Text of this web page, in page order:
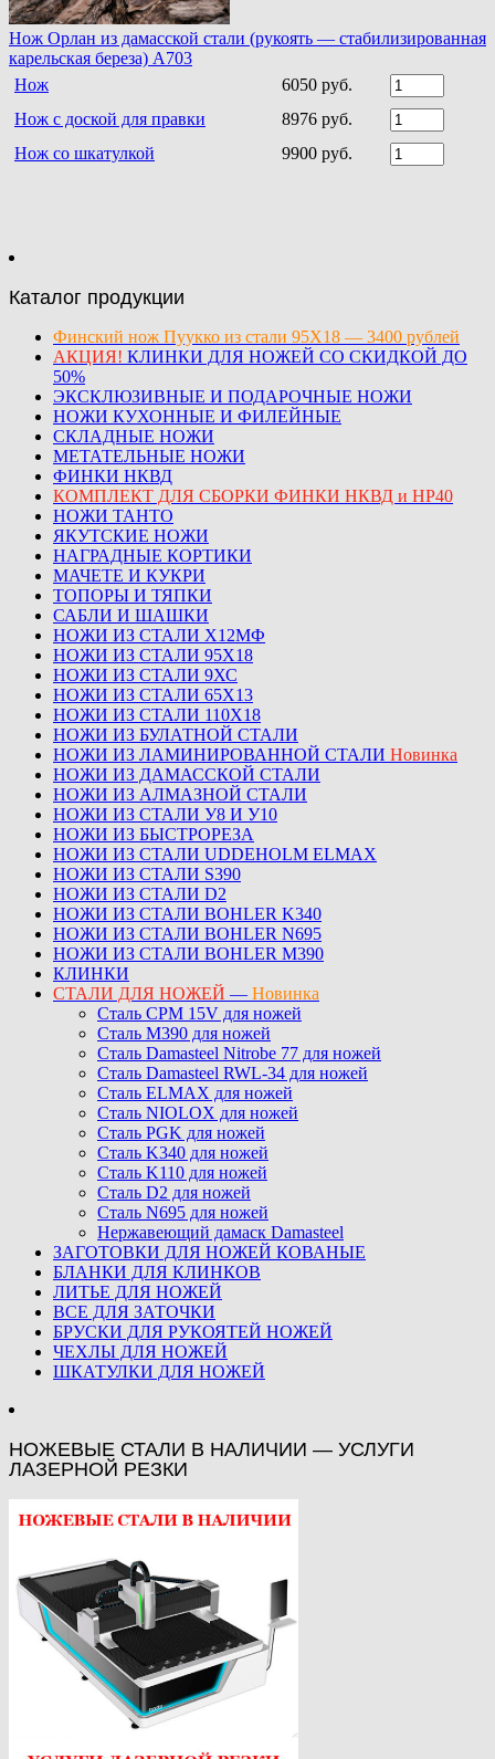
Нож Орлан из дамасской стали (рукоять — стабилизированная
карельская береза) A703
Нож
6050 руб.
Нож с доской для правки
8976 руб.
Нож со шкатулкой
9900 руб.
Каталог продукции
Финский нож Пуукко из стали 95Х18 — 3400 рублей
АКЦИЯ! КЛИНКИ ДЛЯ НОЖЕЙ СО СКИДКОЙ ДО
50%
ЭКСКЛЮЗИВНЫЕ И ПОДАРОЧНЫЕ НОЖИ
НОЖИ КУХОННЫЕ И ФИЛЕЙНЫЕ
СКЛАДНЫЕ НОЖИ
МЕТАТЕЛЬНЫЕ НОЖИ
ФИНКИ НКВД
КОМПЛЕКТ ДЛЯ СБОРКИ ФИНКИ НКВД и НР40
НОЖИ ТАНТО
ЯКУТСКИЕ НОЖИ
НАГРАДНЫЕ КОРТИКИ
МАЧЕТЕ И КУКРИ
ТОПОРЫ И ТЯПКИ
САБЛИ И ШАШКИ
НОЖИ ИЗ СТАЛИ Х12МФ
НОЖИ ИЗ СТАЛИ 95Х18
НОЖИ ИЗ СТАЛИ 9ХС
НОЖИ ИЗ СТАЛИ 65Х13
НОЖИ ИЗ СТАЛИ 110Х18
НОЖИ ИЗ БУЛАТНОЙ СТАЛИ
НОЖИ ИЗ ЛАМИНИРОВАННОЙ СТАЛИ Новинка
НОЖИ ИЗ ДАМАССКОЙ СТАЛИ
НОЖИ ИЗ АЛМАЗНОЙ СТАЛИ
НОЖИ ИЗ СТАЛИ У8 И У10
НОЖИ ИЗ БЫСТРОРЕЗА
НОЖИ ИЗ СТАЛИ UDDEHOLM ELMAX
НОЖИ ИЗ СТАЛИ S390
НОЖИ ИЗ СТАЛИ D2
НОЖИ ИЗ СТАЛИ BOHLER K340
НОЖИ ИЗ СТАЛИ BOHLER N695
НОЖИ ИЗ СТАЛИ BOHLER M390
КЛИНКИ
СТАЛИ ДЛЯ НОЖЕЙ — Новинка
Сталь CPM 15V для ножей
Сталь M390 для ножей
Сталь Damasteel Nitrobe 77 для ножей
Сталь Damasteel RWL-34 для ножей
Сталь ELMAX для ножей
Сталь NIOLOX для ножей
Сталь PGK для ножей
Сталь K340 для ножей
Сталь K110 для ножей
Сталь D2 для ножей
Сталь N695 для ножей
Нержавеющий дамаск Damasteel
ЗАГОТОВКИ ДЛЯ НОЖЕЙ КОВАНЫЕ
БЛАНКИ ДЛЯ КЛИНКОВ
ЛИТЬЕ ДЛЯ НОЖЕЙ
ВСЕ ДЛЯ ЗАТОЧКИ
БРУСКИ ДЛЯ РУКОЯТЕЙ НОЖЕЙ
ЧЕХЛЫ ДЛЯ НОЖЕЙ
ШКАТУЛКИ ДЛЯ НОЖЕЙ
НОЖЕВЫЕ СТАЛИ В НАЛИЧИИ — УСЛУГИ
ЛАЗЕРНОЙ РЕЗКИ